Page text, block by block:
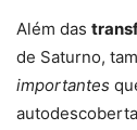
Além das
de Saturno,
importantes